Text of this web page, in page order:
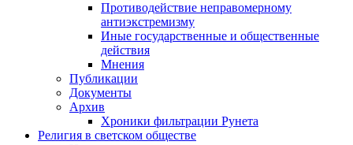
Противодействие неправомерному
антиэкстремизму
Иные государственные и общественные
действия
Мнения
Публикации
Документы
Архив
Хроники фильтрации Рунета
Религия в светском обществе